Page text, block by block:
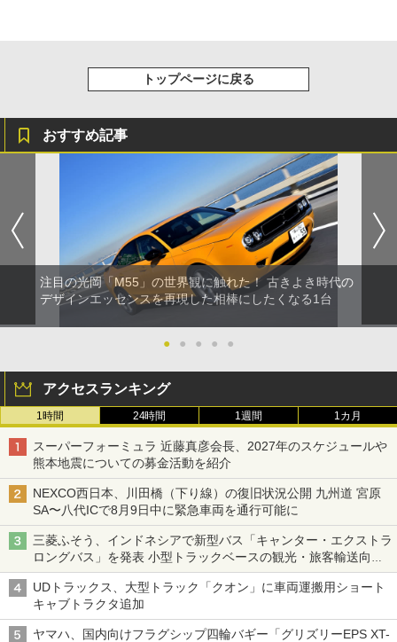
トップページに戻る
おすすめ記事
注目の光岡「M55」の世界観に触れた！ 古きよき時代の
デザインエッセンスを再現した相棒にしたくなる1台
● ● ● ● ●
アクセスランキング
1時間 24時間 1週間 1カ月
スーパーフォーミュラ 近藤真彦会長、2027年のスケジュールや
熊本地震についての募金活動を紹介
NEXCO西日本、川田橋（下り線）の復旧状況公開 九州道 宮原
SA〜八代ICで8月9日中に緊急車両を通行可能に
三菱ふそう、インドネシアで新型バス「キャンター・エクストラ
ロングバス」を発表 小型トラックベースの観光・旅客輸送向け
バス
UDトラックス、大型トラック「クオン」に車両運搬用ショート
キャブトラクタ追加
ヤマハ、国内向けフラグシップ四輪バギー「グリズリーEPS XT-